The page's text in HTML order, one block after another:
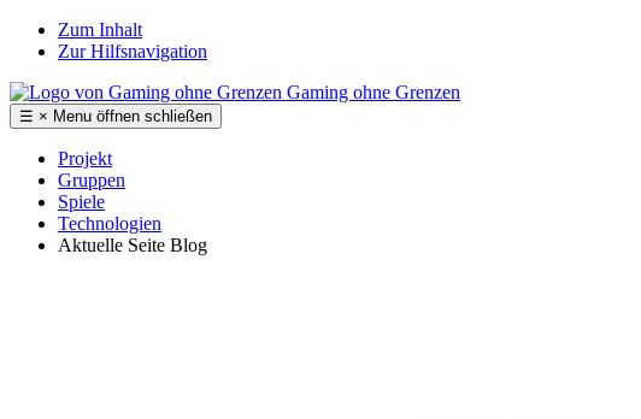
Zum Inhalt
Zur Hilfsnavigation
Gaming ohne Grenzen
☰ × Menu öffnen schließen
Projekt
Gruppen
Spiele
Technologien
Aktuelle Seite Blog